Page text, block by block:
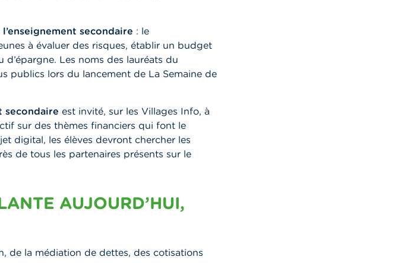
secondaire : le
à évaluer des risques, établir un budget
Les noms des lauréats du
publics lors du lancement de La Semaine de
secondaire est invité, sur les Villages Info, à
sur des thèmes financiers qui font le
digital, les élèves devront chercher les
de tous les partenaires présents sur le
AUJOURD’HUI,
de la médiation de dettes, des cotisations